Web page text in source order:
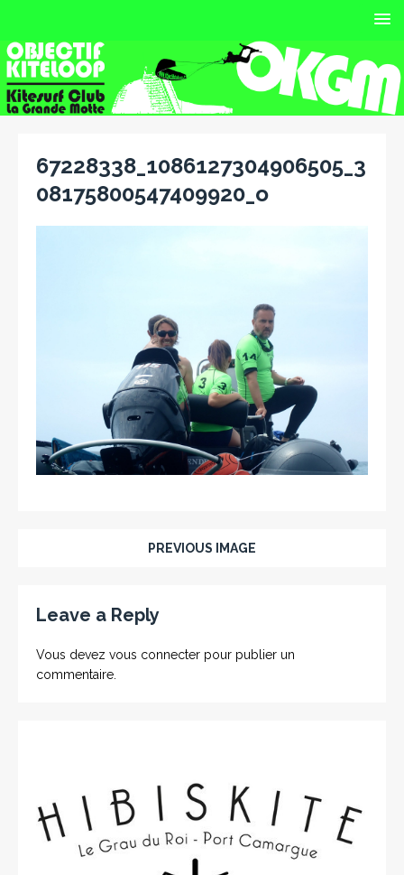
67228338_1086127304906505_3
08175800547409920_o
PREVIOUS IMAGE
Leave a Reply
Vous devez vous connecter pour publier un
commentaire.